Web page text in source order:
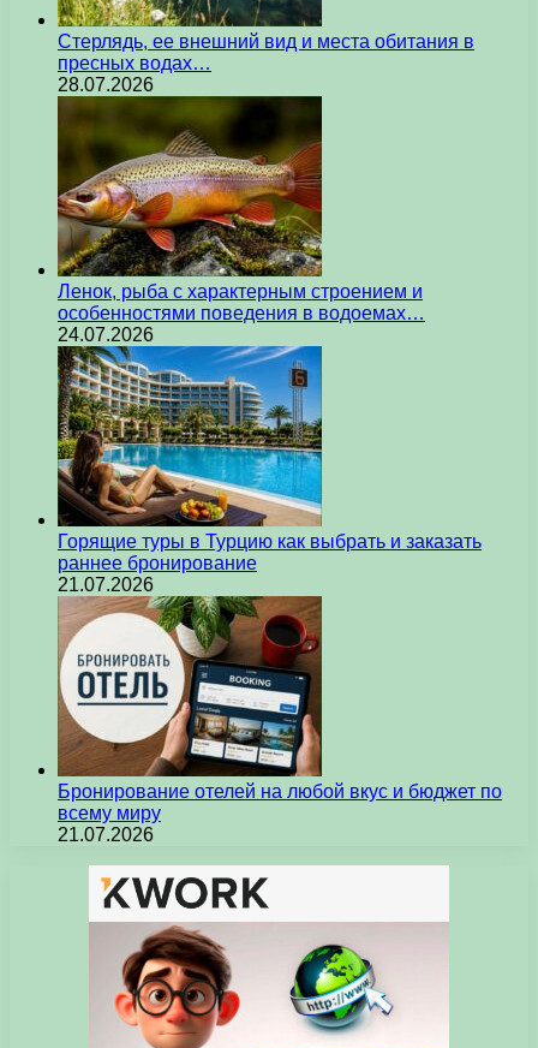
Стерлядь, ее внешний вид и места обитания в
пресных водах…
28.07.2026
Ленок, рыба с характерным строением и
особенностями поведения в водоемах…
24.07.2026
Горящие туры в Турцию как выбрать и заказать
раннее бронирование
21.07.2026
Бронирование отелей на любой вкус и бюджет по
всему миру
21.07.2026